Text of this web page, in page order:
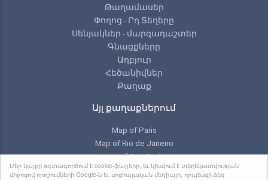
Մեր կայքը օգտագործում է cookie-ֆայլերը, եւ կիսվում է տեղեկատվության
միջոցով որոշումների Google-ն եւ սոցիալական մեդիայի, որպեսզի ձեզ
Թաղամասեր
Փողոց - Րդ Տեղերը
Սենյակներ - մարզադաշտեր
Գնացքները
Աղբյուր
Հեծանիվներ
Քաղաք
Այլ քաղաքներում
Map of Paris
Map of Rio de Janeiro
Map of Sao Paulo
Map of Toronto